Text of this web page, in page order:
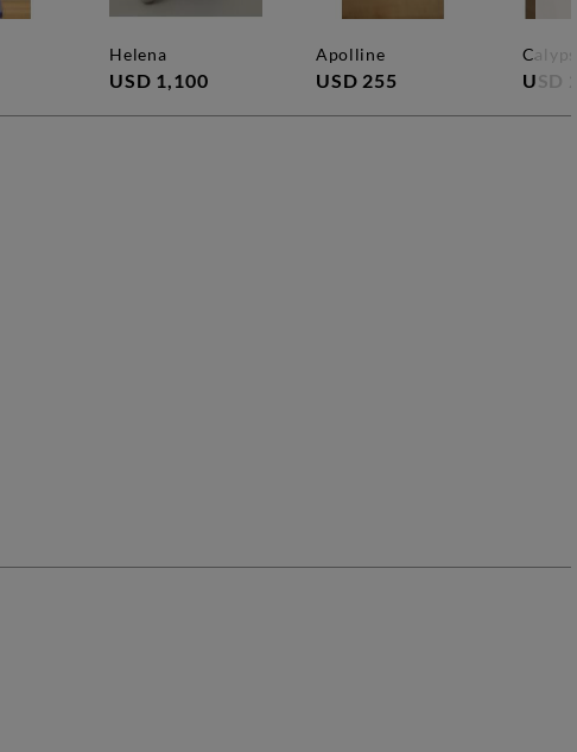
helena
USD 1,100
apolline
USD 255 USD